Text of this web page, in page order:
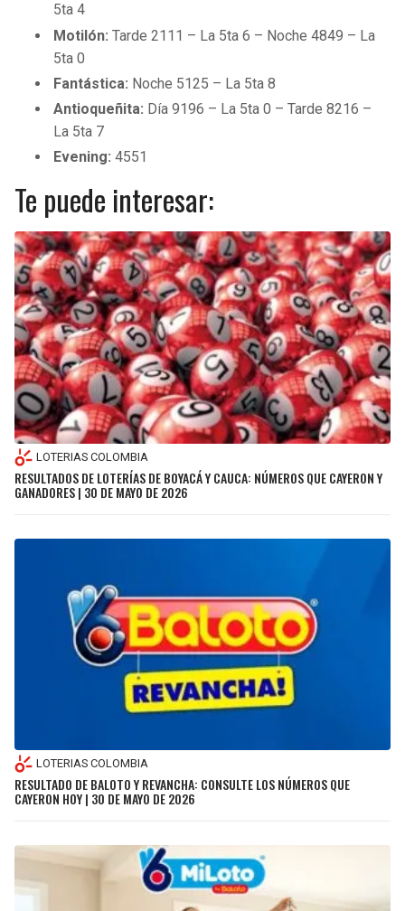
5ta 4
Motilón: Tarde 2111 – La 5ta 6 – Noche 4849 – La
5ta 0
Fantástica: Noche 5125 – La 5ta 8
Antioqueñita: Día 9196 – La 5ta 0 – Tarde 8216 –
La 5ta 7
Evening:4551
Te puede interesar:
LOTERIAS COLOMBIA
RESULTADOS DE LOTERÍAS DE BOYACÁ Y CAUCA: NÚMEROS QUE CAYERON Y
GANADORES | 30 DE MAYO DE 2026
LOTERIAS COLOMBIA
RESULTADO DE BALOTO Y REVANCHA: CONSULTE LOS NÚMEROS QUE
CAYERON HOY | 30 DE MAYO DE 2026